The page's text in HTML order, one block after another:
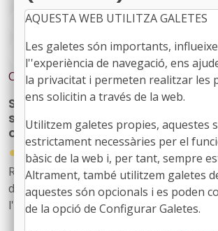
#INDUMENTARIA #SUBVENCIONS
#ÀREA CULTURA
Contingut relacionat
S’aproven les bases
subvencions en activitats
cultura popular i tradicional
●
15/04/2026
Resolució CLT/1074/2026, de 8 d'abril,
dona publicitat a l'Acord del Consell
l'Oficina de Suport a la Iniciativa Cultural
AQUESTA WEB UTILITZA GALETES
Les galetes són importants,
l''experiència de navegació, ens
la privacitat i permeten realitzar les
ens solicitin a través de la web.
Utilitzem galetes propies, aquestes
estrictament necessàries per el
bàsic de la web i, per tant, sempre
Altrament, també utilitzem galetes
aquestes són opcionals i es poden
de la opció de Configurar Galetes.